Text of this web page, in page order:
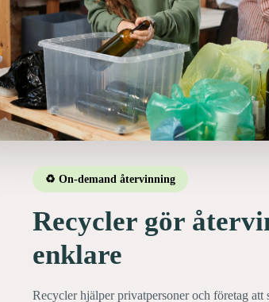
♻️ On-demand återvinning
Recycler gör
enklare
Recycler hjälper privatpersoner och företag att